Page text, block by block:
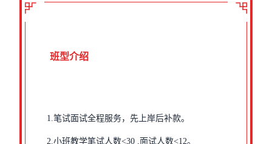
班型介绍
1.笔试面试全程服务，先上岸后补款。
2.小班教学笔试人数<30 ,面试人数<12。